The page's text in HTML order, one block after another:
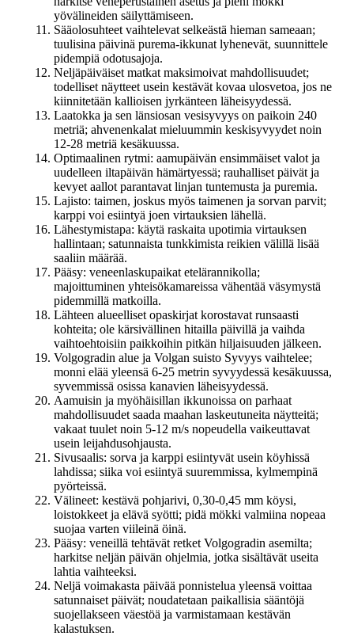
yövälineiden säilyttämiseen.
Sääolosuhteet vaihtelevat selkeästä hieman sameaan;
tuulisina päivinä purema-ikkunat lyhenevät, suunnittele
pidempiä odotusajoja.
Neljäpäiväiset matkat maksimoivat mahdollisuudet;
todelliset näytteet usein kestävät kovaa ulosvetoa, jos ne
kiinnitetään kallioisen jyrkänteen läheisyydessä.
Laatokka ja sen länsiosan vesisyvyys on paikoin 240
metriä; ahvenenkalat mieluummin keskisyvyydet noin
12-28 metriä kesäkuussa.
Optimaalinen rytmi: aamupäivän ensimmäiset valot ja
uudelleen iltapäivän hämärtyessä; rauhalliset päivät ja
kevyet aallot parantavat linjan tuntemusta ja puremia.
Lajisto: taimen, joskus myös taimenen ja sorvan parvit;
karppi voi esiintyä joen virtauksien lähellä.
Lähestymistapa: käytä raskaita upotimia virtauksen
hallintaan; satunnaista tunkkimista reikien välillä lisää
saaliin määrää.
Pääsy: veneenlaskupaikat etelärannikolla;
majoittuminen yhteisökamareissa vähentää väsymystä
pidemmillä matkoilla.
Lähteen alueelliset opaskirjat korostavat runsaasti
kohteita; ole kärsivällinen hitailla päivillä ja vaihda
vaihtoehtoisiin paikkoihin pitkän hiljaisuuden jälkeen.
Volgogradin alue ja Volgan suisto Syvyys vaihtelee;
monni elää yleensä 6-25 metrin syvyydessä kesäkuussa,
syvemmissä osissa kanavien läheisyydessä.
Aamuisin ja myöhäisillan ikkunoissa on parhaat
mahdollisuudet saada maahan laskeutuneita näytteitä;
vakaat tuulet noin 5-12 m/s nopeudella vaikeuttavat
usein leijahdusohjausta.
Sivusaalis: sorva ja karppi esiintyvät usein köyhissä
lahdissa; siika voi esiintyä suuremmissa, kylmempinä
pyörteissä.
Välineet: kestävä pohjarivi, 0,30-0,45 mm köysi,
loistokkeet ja elävä syötti; pidä mökki valmiina nopeaa
suojaa varten viileinä öinä.
Pääsy: veneillä tehtävät retket Volgogradin asemilta;
harkitse neljän päivän ohjelmia, jotka sisältävät useita
lahtia vaihteeksi.
Neljä voimakasta päivää ponnistelua yleensä voittaa
satunnaiset päivät; noudatetaan paikallisia sääntöjä
suojellakseen väestöä ja varmistamaan kestävän
kalastuksen.